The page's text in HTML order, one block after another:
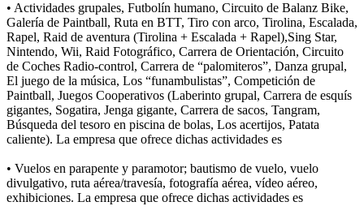
• Actividades grupales, Futbolín humano, Circuito de Balanz Bike,
Galería de Paintball, Ruta en BTT, Tiro con arco, Tirolina, Escalada,
Rapel, Raid de aventura (Tirolina + Escalada + Rapel),Sing Star,
Nintendo, Wii, Raid Fotográfico, Carrera de Orientación, Circuito
de Coches Radio-control, Carrera de “palomiteros”, Danza grupal,
El juego de la música, Los “funambulistas”, Competición de
Paintball, Juegos Cooperativos (Laberinto grupal, Carrera de esquís
gigantes, Sogatira, Jenga gigante, Carrera de sacos, Tangram,
Búsqueda del tesoro en piscina de bolas, Los acertijos, Patata
caliente). La empresa que ofrece dichas actividades es
• Vuelos en parapente y paramotor; bautismo de vuelo, vuelo
divulgativo, ruta aérea/travesía, fotografía aérea, vídeo aéreo,
exhibiciones. La empresa que ofrece dichas actividades es